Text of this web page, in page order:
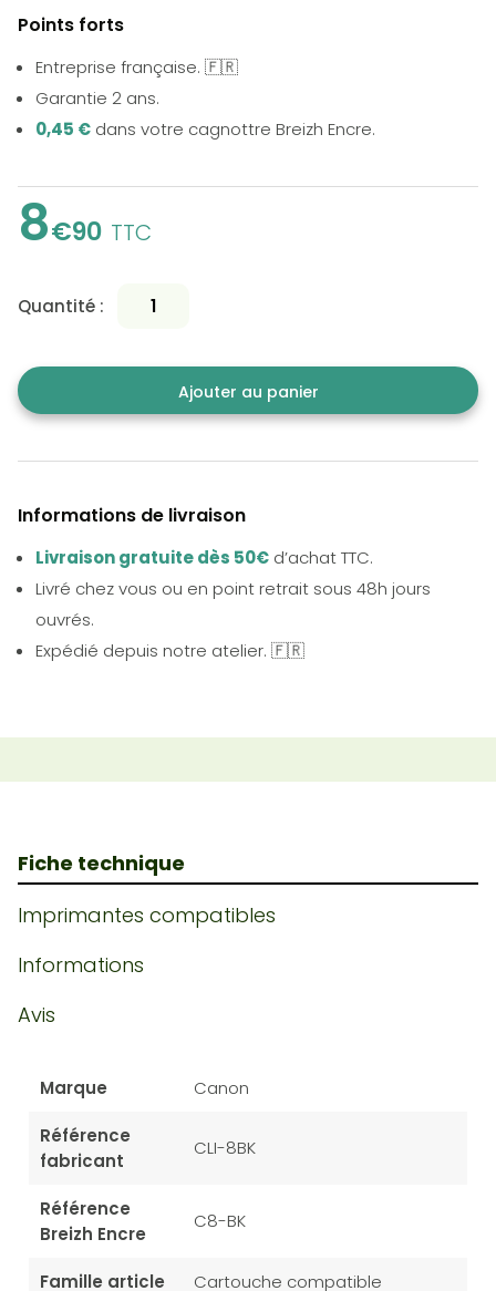
Points forts
Entreprise française. 🇫🇷
Garantie 2 ans.
0,45 € dans votre cagnottre Breizh Encre.
8€90 TTC
Quantité :
Ajouter au panier
Informations de livraison
Livraison gratuite dès 50€ d’achat TTC.
Livré chez vous ou en point retrait sous 48h jours
ouvrés.
Expédié depuis notre atelier. 🇫🇷
Fiche technique
Imprimantes compatibles
Informations
Avis
Marque Canon
Référence
fabricant
CLI-8BK
Référence
Breizh Encre
C8-BK
Famille article Cartouche compatible